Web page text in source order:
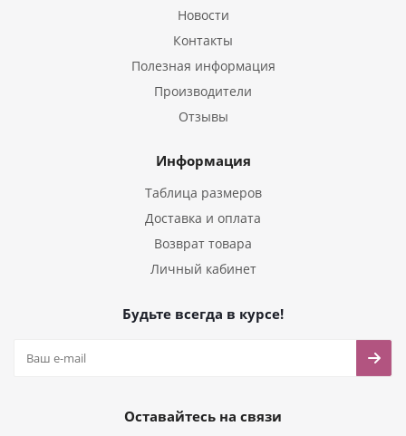
Новости
Контакты
Полезная информация
Производители
Отзывы
Информация
Таблица размеров
Доставка и оплата
Возврат товара
Личный кабинет
Будьте всегда в курсе!
Оставайтесь на связи